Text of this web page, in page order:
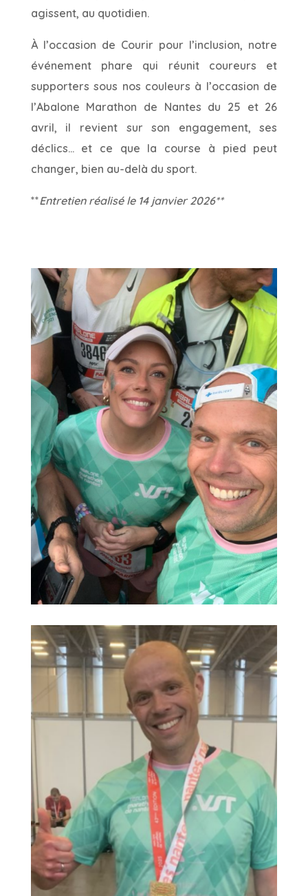
agissent, au quotidien.
À l’occasion de Courir pour l’inclusion, notre
événement phare qui réunit coureurs et
supporters sous nos couleurs à l’occasion de
l’Abalone Marathon de Nantes du 25 et 26
avril, il revient sur son engagement, ses
déclics… et ce que la course à pied peut
changer, bien au-delà du sport.
**Entretien réalisé le 14 janvier 2026**